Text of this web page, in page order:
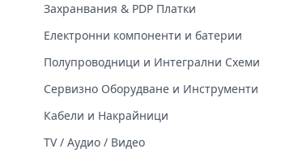
Захранвания & PDP Платки
Електронни компоненти и батерии
Полупроводници и Интегрални Схеми
Сервизно Оборудване и Инструменти
Кабели и Накрайници
TV / Аудио / Видео